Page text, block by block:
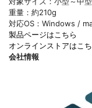
重量：約210g
対応OS：Windows /
製品ページはこちら
オンラインストアはこ
会社情報